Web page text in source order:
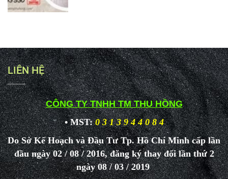
LIÊN HỆ
CÔNG TY TNHH TM THU HỒNG
• MST: 0 3 1 3 9 4 4 0 8 4
Do Sở Kế Hoạch và Đầu Tư Tp. Hồ Chí Minh cấp lần
đầu ngày 02 / 08 / 2016, đăng ký thay đổi lần thứ 2
ngày 08 / 03 / 2019